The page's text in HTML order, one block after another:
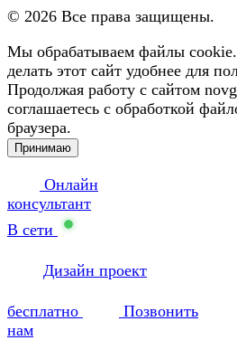
© 2026 Все права защищены.
Мы обрабатываем файлы
делать этот сайт удобнее для
Продолжая работу с сайтом
соглашаетесь с обработкой
браузера.
Принимаю
Онлайн
консультант
В сети
Дизайн проект
бесплатно
Позвонить
нам